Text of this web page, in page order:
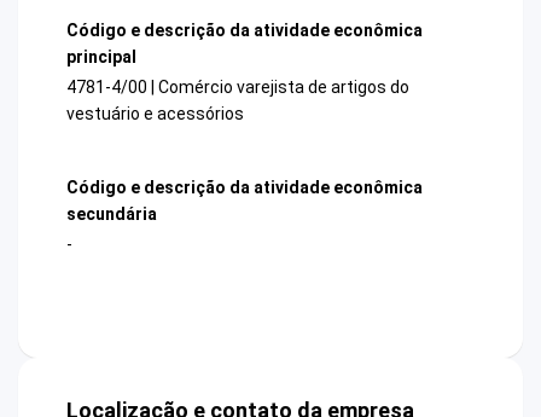
Código e descrição da atividade econômica
principal
4781-4/00 | Comércio varejista de artigos do
vestuário e acessórios
Código e descrição da atividade econômica
secundária
-
Localização e contato da empresa